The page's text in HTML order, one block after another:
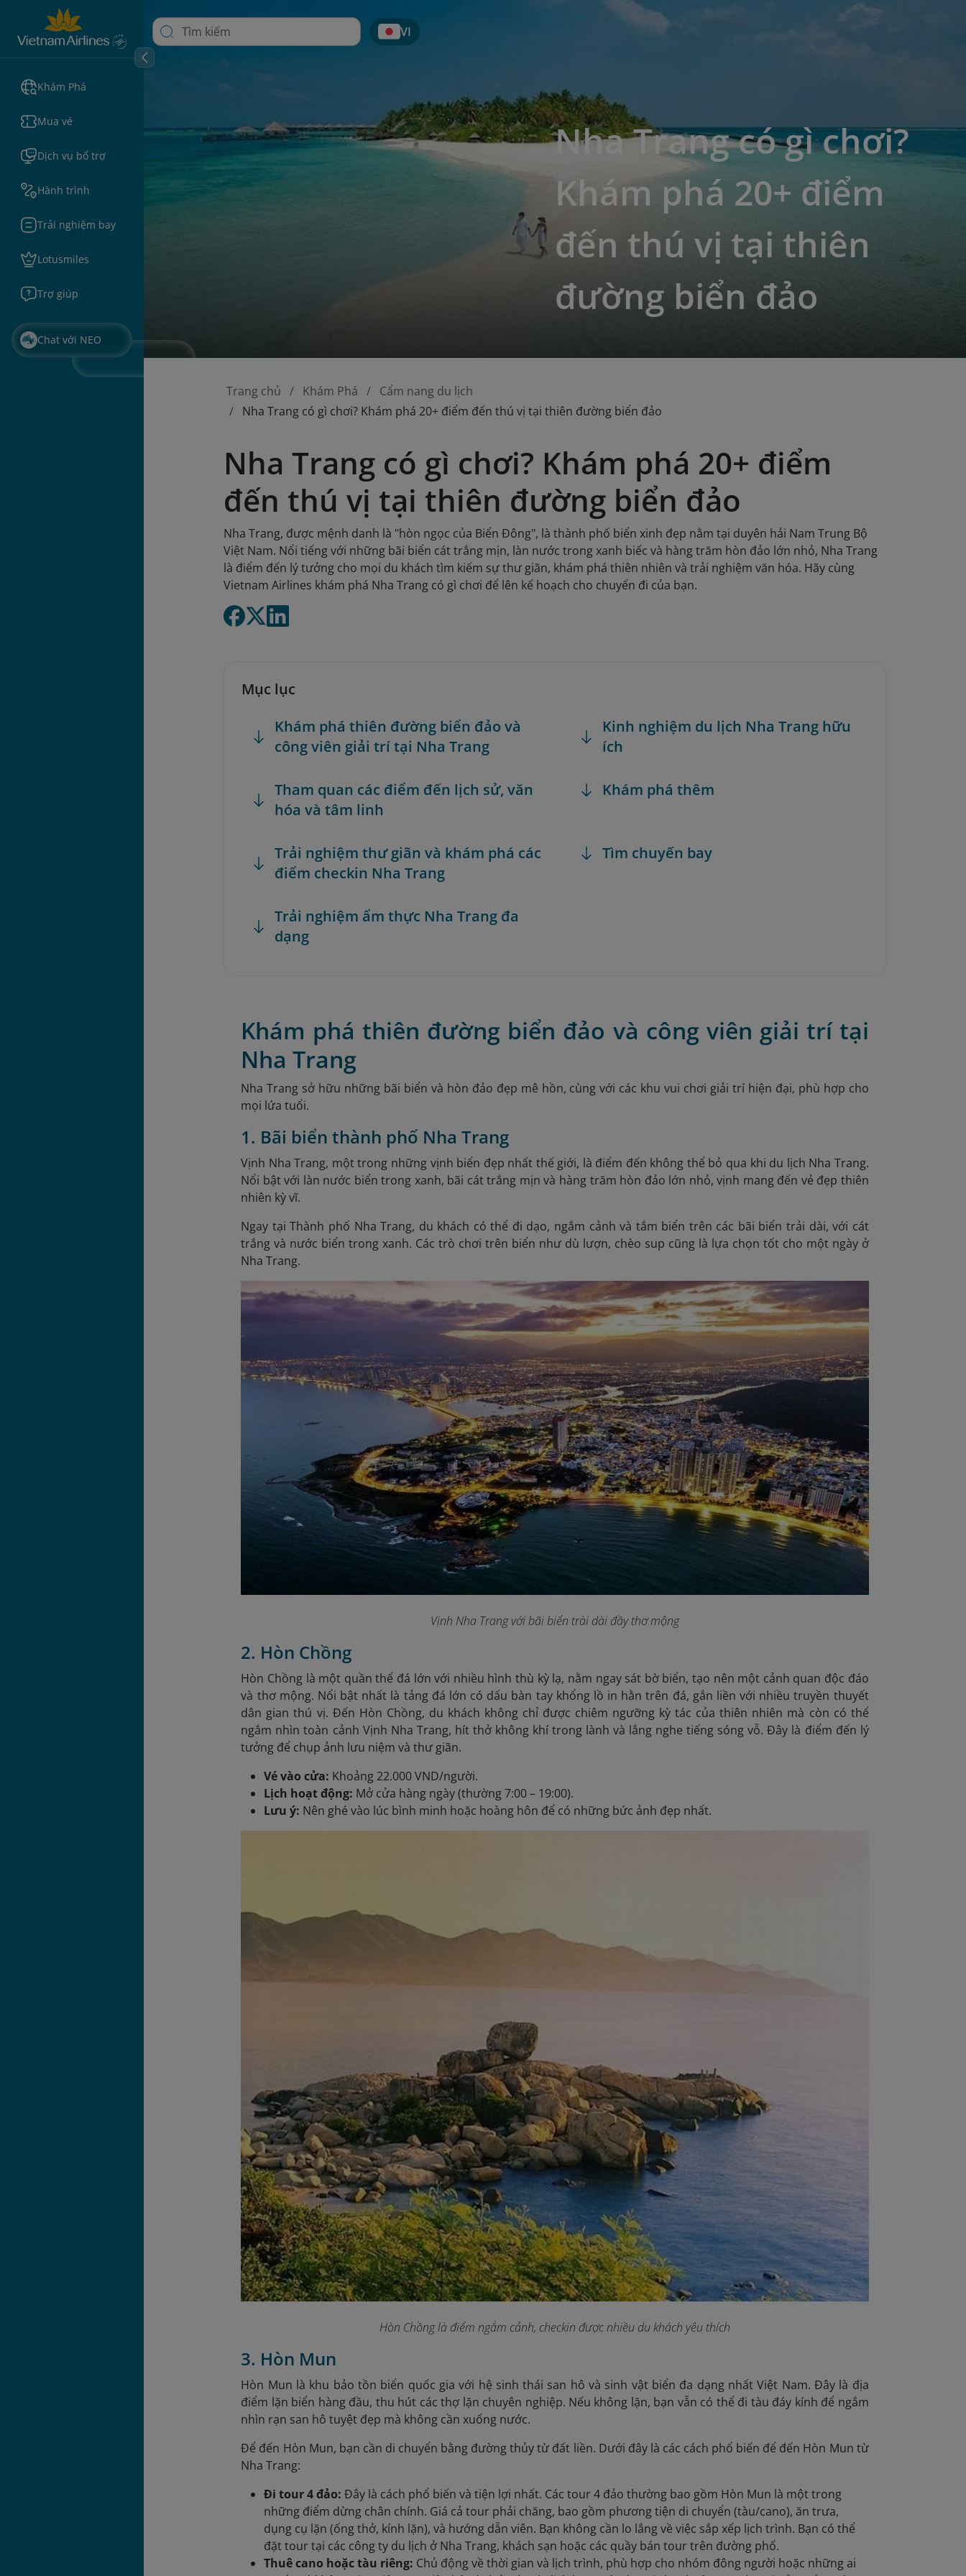
Khám Phá
Mua vé
Dịch vụ bổ trợ
Hành trình
Trải nghiệm bay
Lotusmiles
Trợ giúp
Chat với NEO
VI
Nha Trang có gì chơi?
Khám phá 20+ điểm
đến thú vị tại thiên
đường biển đảo
Trang chủ Khám Phá
Cẩm nang du lịch
Nha Trang có gì chơi? Khám phá 20+ điểm đến thú vị tại thiên đường biển đảo
Nha Trang có gì chơi? Khám phá 20+ điểm
đến thú vị tại thiên đường biển đảo
Nha Trang, được mệnh danh là "hòn ngọc của Biển Đông", là thành phố biển xinh đẹp nằm tại duyên hải Nam Trung Bộ
Việt Nam. Nổi tiếng với những bãi biển cát trắng mịn, làn nước trong xanh biếc và hàng trăm hòn đảo lớn nhỏ, Nha Trang
là điểm đến lý tưởng cho mọi du khách tìm kiếm sự thư giãn, khám phá thiên nhiên và trải nghiệm văn hóa. Hãy cùng
Vietnam Airlines khám phá Nha Trang có gì chơi để lên kế hoạch cho chuyến đi của bạn.
Mục lục
Khám phá thiên đường biển đảo và
công viên giải trí tại Nha Trang
Tham quan các điểm đến lịch sử, văn
hóa và tâm linh
Trải nghiệm thư giãn và khám phá các
điểm checkin Nha Trang
Trải nghiệm ẩm thực Nha Trang đa
dạng
Kinh nghiệm du lịch Nha Trang hữu
ích
Khám phá thêm
Tìm chuyến bay
Khám phá thiên đường biển đảo và công viên giải trí tại
Nha Trang
Nha Trang sở hữu những bãi biển và hòn đảo đẹp mê hồn, cùng với các khu vui chơi giải trí hiện đại, phù hợp cho
mọi lứa tuổi.
1. Bãi biển thành phố Nha Trang
Vịnh Nha Trang, một trong những vịnh biển đẹp nhất thế giới, là điểm đến không thể bỏ qua khi du lịch Nha Trang.
Nổi bật với làn nước biển trong xanh, bãi cát trắng mịn và hàng trăm hòn đảo lớn nhỏ, vịnh mang đến vẻ đẹp thiên
nhiên kỳ vĩ.
Ngay tại Thành phố Nha Trang, du khách có thể đi dạo, ngắm cảnh và tắm biển trên các bãi biển trải dài, với cát
trắng và nước biển trong xanh. Các trò chơi trên biển như dù lượn, chèo sup cũng là lựa chọn tốt cho một ngày ở
Nha Trang.
Vịnh Nha Trang với bãi biển trài dài đầy thơ mộng
2. Hòn Chồng
Hòn Chồng là một quần thể đá lớn với nhiều hình thù kỳ lạ, nằm ngay sát bờ biển, tạo nên một cảnh quan độc đáo
và thơ mộng. Nổi bật nhất là tảng đá lớn có dấu bàn tay khổng lồ in hằn trên đá, gắn liền với nhiều truyền thuyết
dân gian thú vị. Đến Hòn Chồng, du khách không chỉ được chiêm ngưỡng kỳ tác của thiên nhiên mà còn có thể
ngắm nhìn toàn cảnh Vịnh Nha Trang, hít thở không khí trong lành và lắng nghe tiếng sóng vỗ. Đây là điểm đến lý
tưởng để chụp ảnh lưu niệm và thư giãn.
Vé vào cửa: Khoảng 22.000 VND/người.
Lịch hoạt động: Mở cửa hàng ngày (thường 7:00 – 19:00).
Lưu ý: Nên ghé vào lúc bình minh hoặc hoàng hôn để có những bức ảnh đẹp nhất.
Hòn Chồng là điểm ngắm cảnh, checkin được nhiều du khách yêu thích
3. Hòn Mun
Hòn Mun là khu bảo tồn biển quốc gia với hệ sinh thái san hô và sinh vật biển đa dạng nhất Việt Nam. Đây là địa
điểm lặn biển hàng đầu, thu hút các thợ lặn chuyên nghiệp. Nếu không lặn, bạn vẫn có thể đi tàu đáy kính để ngắm
nhìn rạn san hô tuyệt đẹp mà không cần xuống nước.
Để đến Hòn Mun, bạn cần di chuyển bằng đường thủy từ đất liền. Dưới đây là các cách phổ biến để đến Hòn Mun từ
Nha Trang:
Đi tour 4 đảo: Đây là cách phổ biến và tiện lợi nhất. Các tour 4 đảo thường bao gồm Hòn Mun là một trong
những điểm dừng chân chính. Giá cả tour phải chăng, bao gồm phương tiện di chuyển (tàu/cano), ăn trưa,
dụng cụ lặn (ống thở, kính lặn), và hướng dẫn viên. Bạn không cần lo lắng về việc sắp xếp lịch trình. Bạn có thể
đặt tour tại các công ty du lịch ở Nha Trang, khách sạn hoặc các quầy bán tour trên đường phố.
Thuê cano hoặc tàu riêng: Chủ động về thời gian và lịch trình, phù hợp cho nhóm đông người hoặc những ai